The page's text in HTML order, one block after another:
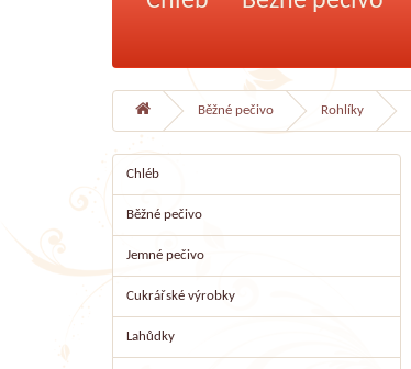
Běžné pečivo Rohlíky
Chléb
Běžné pečivo
Jemné pečivo
Cukrářské výrobky
Lahůdky